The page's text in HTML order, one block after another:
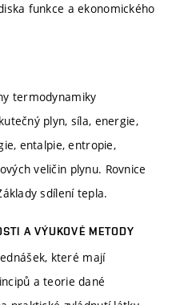
funkce a ekonomického
termodynamiky
plyn, síla, energie,
entalpie, entropie,
veličin plynu. Rovnice
sdílení tepla.
A VÝUKOVÉ METODY
které mají
a teorie dané